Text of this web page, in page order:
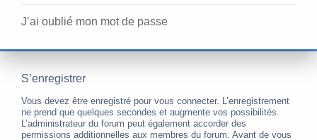
J’ai oublié mon mot de passe
S’enregistrer
Vous devez être enregistré pour vous connecter. L’enregistrement
ne prend que quelques secondes et augmente vos possibilités.
L’administrateur du forum peut également accorder des
permissions additionnelles aux membres du forum. Avant de vous